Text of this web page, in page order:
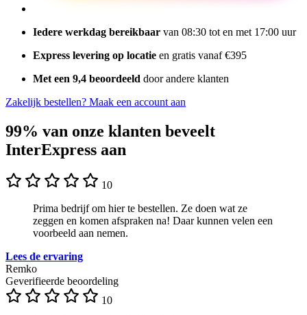
Iedere werkdag bereikbaar van 08:30 tot en met 17:00 uur
Express levering op locatie en gratis vanaf €395
Met een 9,4 beoordeeld door andere klanten
Zakelijk bestellen? Maak een account aan
99% van onze klanten beveelt
InterExpress aan
10
Prima bedrijf om hier te bestellen. Ze doen wat ze
zeggen en komen afspraken na! Daar kunnen velen een
voorbeeld aan nemen.
Lees de ervaring
Remko
Geverifieerde beoordeling
10